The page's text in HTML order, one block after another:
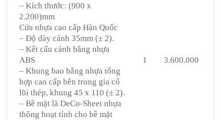
– Kích thước: (900 x
2.200)mm
Cửa nhựa cao cấp Hàn Quốc
– Độ dày cánh 35mm (± 2).
– Kết cấu cánh bằng nhựa
ABS
– Khung bao bằng nhựa tổng
hợp cao cấp bên trong gia cố
lõi thép, khung 45 x 110 (± 2).
– Bề mặt là DeCo-Sheet nhựa
thông hoạt tính cho bề mặt
1 3.600.000